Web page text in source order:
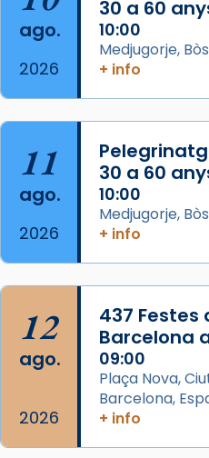
2 weeks ago
Aquest dilluns, 27 de
missa d’acció de
comitè organitzador
del Sant Pare Lleó XIV
col·laboradors, a la
L’arquebisbe de
Josep Omella, ha
concelebrat el bisbe
Mons. David Abadías.
📸 Dr. G. Simón
Foto
View on Facebook · Share
Arquebisbat de
2 weeks ago
Memòria de les santes
ago.
2026
30 a 60
10:00
Medjugorje,
+ info
11
ago.
2026
30 a 60
10:00
Medjugorje,
+ info
12
ago.
2026
437 Festes
Barcelona
09:00
Plaça Nova,
Barcelona,
+ info